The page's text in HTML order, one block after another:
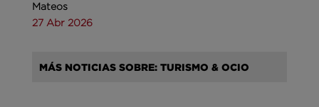
Mateos
27 Abr 2026
MÁS NOTICIAS SOBRE: TURISMO & OCIO